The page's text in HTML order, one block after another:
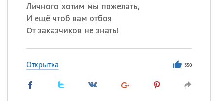
Личного хотим мы пожелать,
И ещё чтоб вам отбоя
От заказчиков не знать!
Открытка 350